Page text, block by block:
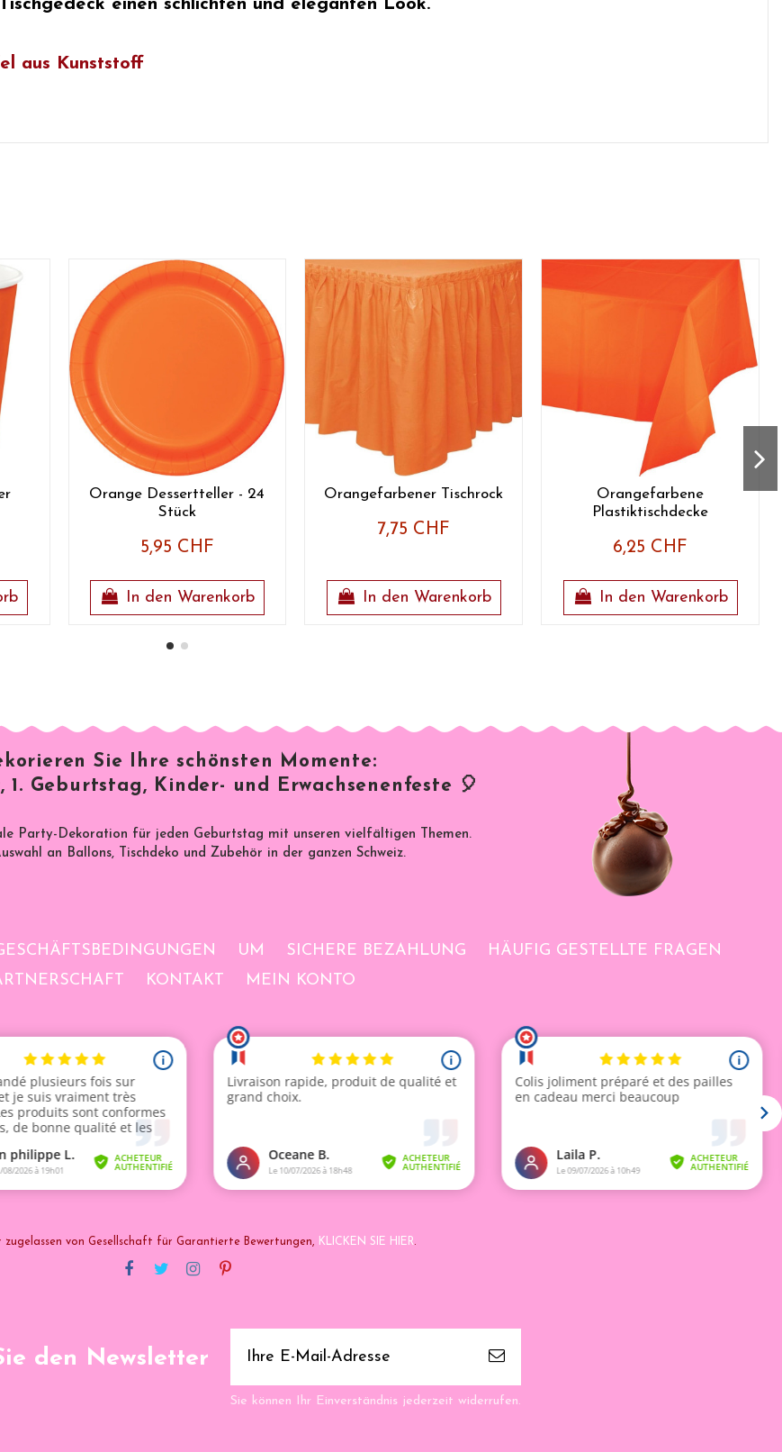
einen schlichten und eleganten Look.
aus Kunststoff
Orange Dessertteller - 24
Stück
5,95 CHF
In den Warenkorb
Orangefarbener Tischrock
7,75 CHF
In den Warenkorb
Orangefarbene
Plastiktischdecke
6,25 CHF
In den Warenkorb
Sie Ihre schönsten Momente:
1. Geburtstag, Kinder- und Erwachsenenfeste 🎈
Party-Dekoration für jeden Geburtstag mit unseren vielfältigen Themen.
an Ballons, Tischdeko und Zubehör in der ganzen Schweiz.
UM SICHERE BEZAHLUNG
HÄUFIG GESTELLTE FRAGEN
KONTAKT MEIN KONTO
zugelassen von Gesellschaft für Garantierte Bewertungen, KLICKEN SIE HIER.
den Newsletter
Sie können Ihr Einverständnis jederzeit widerrufen.